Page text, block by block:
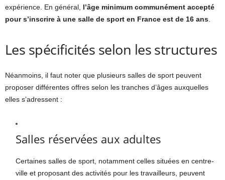
expérience. En général, l’âge minimum communément accepté
pour s’inscrire à une salle de sport en France est de 16 ans.
Les spécificités selon les structures
Néanmoins, il faut noter que plusieurs salles de sport peuvent
proposer différentes offres selon les tranches d’âges auxquelles
elles s’adressent :
Salles réservées aux adultes
Certaines salles de sport, notamment celles situées en centre-
ville et proposant des activités pour les travailleurs, peuvent